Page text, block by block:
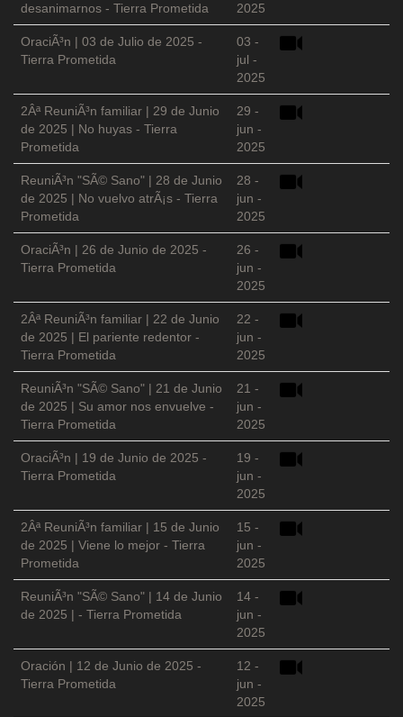
desanimarnos - Tierra Prometida
2025
OraciÃ³n | 03 de Julio de 2025 -
Tierra Prometida
03 -
jul -
2025
2Âª ReuniÃ³n familiar | 29 de Junio
de 2025 | No huyas - Tierra
Prometida
29 -
jun -
2025
ReuniÃ³n "SÃ© Sano" | 28 de Junio
de 2025 | No vuelvo atrÃ¡s - Tierra
Prometida
28 -
jun -
2025
OraciÃ³n | 26 de Junio de 2025 -
Tierra Prometida
26 -
jun -
2025
2Âª ReuniÃ³n familiar | 22 de Junio
de 2025 | El pariente redentor -
Tierra Prometida
22 -
jun -
2025
ReuniÃ³n "SÃ© Sano" | 21 de Junio
de 2025 | Su amor nos envuelve -
Tierra Prometida
21 -
jun -
2025
OraciÃ³n | 19 de Junio de 2025 -
Tierra Prometida
19 -
jun -
2025
2Âª ReuniÃ³n familiar | 15 de Junio
de 2025 | Viene lo mejor - Tierra
Prometida
15 -
jun -
2025
ReuniÃ³n "SÃ© Sano" | 14 de Junio
de 2025 | - Tierra Prometida
14 -
jun -
2025
Oración | 12 de Junio de 2025 -
Tierra Prometida
12 -
jun -
2025